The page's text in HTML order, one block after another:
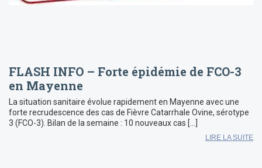
FLASH INFO – Forte épidémie de FCO-3
en Mayenne
La situation sanitaire évolue rapidement en Mayenne avec une
forte recrudescence des cas de Fièvre Catarrhale Ovine, sérotype
3 (FCO-3). Bilan de la semaine : 10 nouveaux cas […]
LIRE LA SUITE